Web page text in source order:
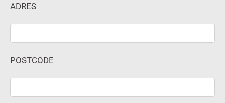
ADRES
POSTCODE